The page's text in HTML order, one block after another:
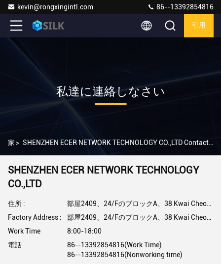
kevin@rongxingintl.com 86--13392854816
引用
私達に連絡しなさい
家 > SHENZHEN ECER NETWORK TECHNOLOGY CO.,LTD Contact Info
SHENZHEN ECER NETWORK TECHNOLOGY
CO.,LTD
住所 :
部屋2409、24/FのブロックA、38 Kwai Cheongの道、Kwaiチョン、香港を造っているフーバー。中国
Factory Address :
部屋2409、24/FのブロックA、38 Kwai Cheongの道、Kwaiチョン、香港を造っているフーバー。中国
Work Time
8:00-18:00
電話
86--13392854816(Work Time)
86--13392854816(Nonworking time)